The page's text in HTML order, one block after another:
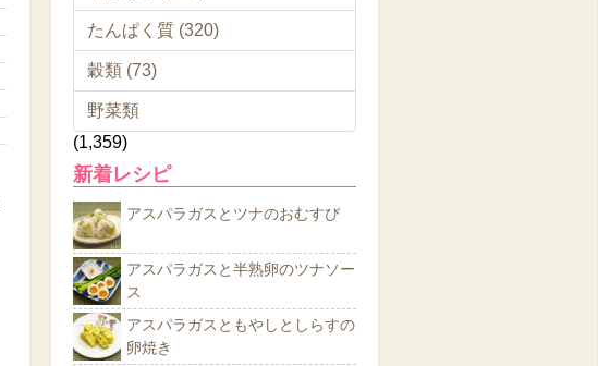
たんぱく質 (320)
穀類 (73)
野菜類
(1,359)
新着レシピ
アスパラガスとツナのおむすび
アスパラガスと半熟卵のツナソー
ス
アスパラガスともやしとしらすの
卵焼き